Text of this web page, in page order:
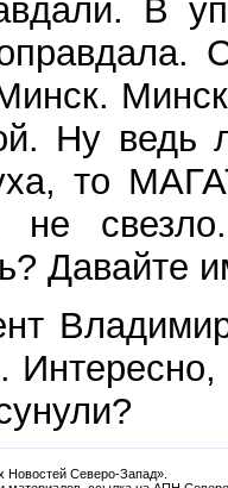
В
Ну ведь
то
Давайте
Новостей Северо-Запад».